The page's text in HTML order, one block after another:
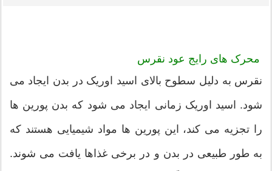
محرک های رایج عود نقرس
نقرس به دلیل سطوح بالای اسید اوریک در بدن ایجاد می
شود. اسید اوریک زمانی ایجاد می شود که بدن پورین ها
را تجزیه می کند، این پورین ها مواد شیمیایی هستند که
به طور طبیعی در بدن و در برخی غذاها یافت می شوند.